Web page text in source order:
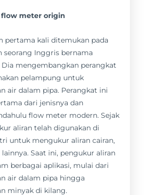
meter origin
pertama kali ditemukan pada
seorang Inggris bernama
mengembangkan perangkat
pelampung untuk
air dalam pipa. Perangkat ini
dari jenisnya dan
flow meter modern. Sejak
aliran telah digunakan di
untuk mengukur aliran cairan,
lainnya. Saat ini, pengukur aliran
berbagai aplikasi, mulai dari
air dalam pipa hingga
minyak di kilang.